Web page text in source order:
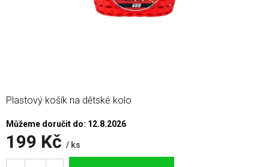
199 Kč / ks
Měrná
Můžeme doručit do: 12.8.2026
Plastový košík na dětské kolo